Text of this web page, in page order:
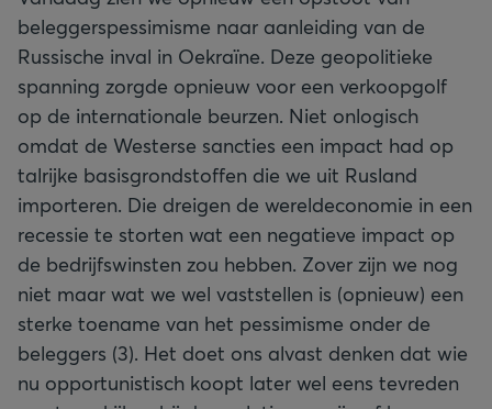
beleggerspessimisme naar aanleiding van de
Russische inval in Oekraïne. Deze geopolitieke
spanning zorgde opnieuw voor een verkoopgolf
op de internationale beurzen. Niet onlogisch
omdat de Westerse sancties een impact had op
talrijke basisgrondstoffen die we uit Rusland
importeren. Die dreigen de wereldeconomie in een
recessie te storten wat een negatieve impact op
de bedrijfswinsten zou hebben. Zover zijn we nog
niet maar wat we wel vaststellen is (opnieuw) een
sterke toename van het pessimisme onder de
beleggers (3). Het doet ons alvast denken dat wie
nu opportunistisch koopt later wel eens tevreden